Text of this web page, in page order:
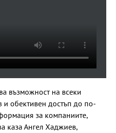
възможност на всеки
и обективен достъп до по-
за компаниите,
каза Ангел Хаджиев,